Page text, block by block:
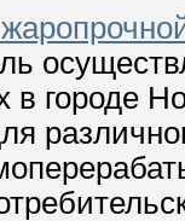
в городе